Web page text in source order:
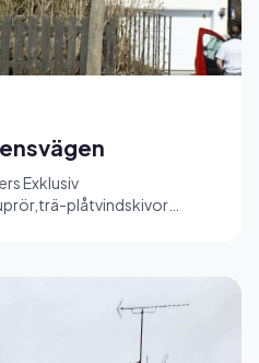
Exklusiv
plåtvindskivor